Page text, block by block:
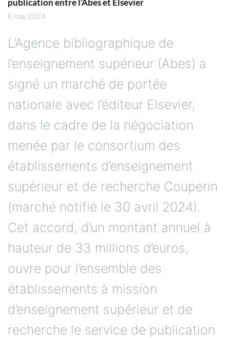
publication entre l’Abes et Elsevier
6 mai 2024
L’Agence bibliographique de
l’enseignement supérieur (Abes) a
signé un marché de portée
nationale avec l’éditeur Elsevier,
dans le cadre de la négociation
menée par le consortium des
établissements d’enseignement
supérieur et de recherche Couperin
(marché notifié le 30 avril 2024).
Cet accord, d’un montant annuel à
hauteur de 33 millions d’euros,
ouvre pour l’ensemble des
établissements à mission
d’enseignement supérieur et de
recherche le service de publication